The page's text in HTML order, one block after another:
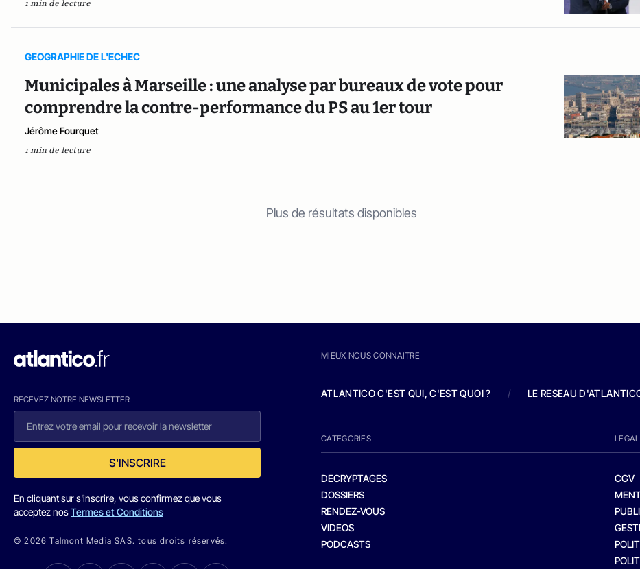
1 min de lecture
GEOGRAPHIE DE L'ECHEC
Municipales à Marseille : une analyse par bureaux de vote pour
comprendre la contre-performance du PS au 1er tour
Jérôme Fourquet
1 min de lecture
Plus de résultats disponibles
RECEVEZ NOTRE NEWSLETTER
S'INSCRIRE
En cliquant sur s'inscrire, vous confirmez que vous
acceptez nosTermes et Conditions
© 2026 Talmont Media SAS. tous droits réservés.
MIEUX NOUS CONNAITRE
ATLANTICO C'EST QUI, C'EST QUOI ? / LE RESEAU
CATEGORIES
DECRYPTAGES
DOSSIERS
RENDEZ-VOUS
VIDEOS
PODCASTS
LEGAL
CGV